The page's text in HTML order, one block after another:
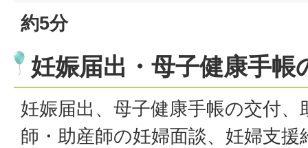
約5分
妊娠届出・母子健康手帳
妊娠届出、母子健康手帳の交付、
師・助産師の妊婦面談、妊婦支援